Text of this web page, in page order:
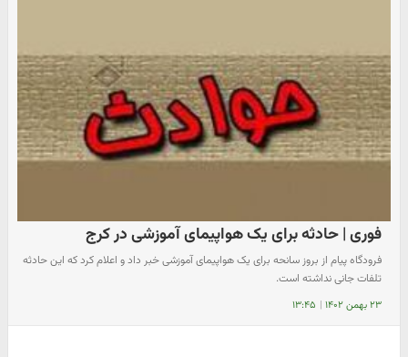
فوری | حادثه برای یک هواپیمای آموزشی در کرج
فرودگاه پیام از بروز سانحه برای یک هواپیمای آموزشی خبر داد و اعلام کرد که این حادثه
تلفات جانی نداشته است.
۲۳ بهمن ۱۴۰۲ | ۱۳:۴۵